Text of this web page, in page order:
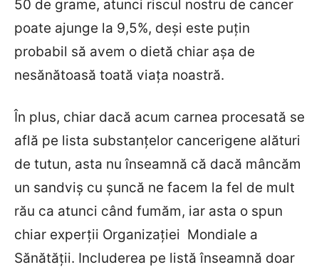
50 de grame, atunci riscul nostru de cancer
poate ajunge la 9,5%, deși este puțin
probabil să avem o dietă chiar așa de
nesănătoasă toată viața noastră.
În plus, chiar dacă acum carnea procesată se
află pe lista substanțelor cancerigene alături
de tutun, asta nu înseamnă că dacă mâncăm
un sandviș cu șuncă ne facem la fel de mult
rău ca atunci când fumăm, iar asta o spun
chiar experții Organizației Mondiale a
Sănătății. Includerea pe listă înseamnă doar